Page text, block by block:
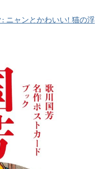
ニャンとかわいい! 猫の浮